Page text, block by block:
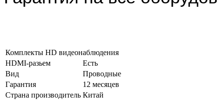
Комплекты HD видеонаблюдения
HDMI-разьем
Есть
Вид
Проводные
Гарантия
12 месяцев
Страна производитель Китай